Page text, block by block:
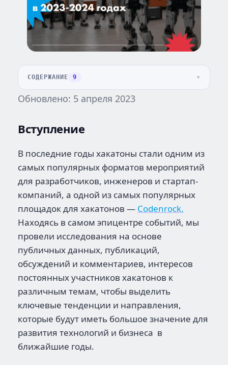
СОДЕРЖАНИЕ 9
Обновлено: 5 апреля 2023
Вступление
В последние годы хакатоны стали одним из
самых популярных форматов мероприятий
для разработчиков, инженеров и стартап-
компаний, а одной из самых популярных
площадок для хакатонов — Codenrock.
Находясь в самом эпицентре событий, мы
провели исследования на основе
публичных данных, публикаций,
обсуждений и комментариев, интересов
постоянных участников хакатонов к
различным темам, чтобы выделить
ключевые тенденции и направления,
которые будут иметь большое значение для
развития технологий и бизнеса в
ближайшие годы.